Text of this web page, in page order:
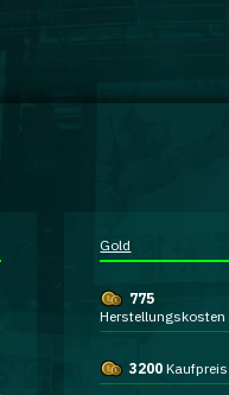
Gold
775
Herstellungskosten
3200 Kaufpreis